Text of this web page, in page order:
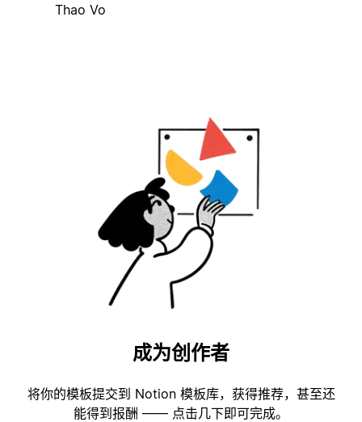
Thao Vo
成为创作者
将你的模板提交到 Notion 模板库，获得推荐，甚至还
能得到报酬 —— 点击几下即可完成。